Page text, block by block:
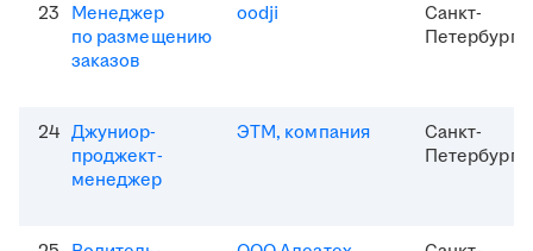
23 Менеджер
по размещению
заказов
oodji
Санкт-
Петербург
24 Джуниор-
проджект-
менеджер
ЭТМ, компания
Санкт-
Петербург